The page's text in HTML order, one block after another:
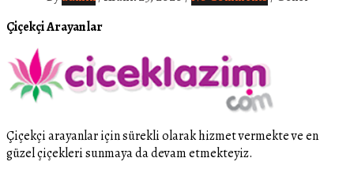
Çiçekçi Arayanlar
Çiçekçi arayanlar için sürekli olarak hizmet vermekte ve en
güzel çiçekleri sunmaya da devam etmekteyiz.